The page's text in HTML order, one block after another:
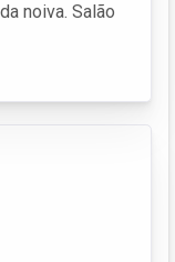
noiva. Salão